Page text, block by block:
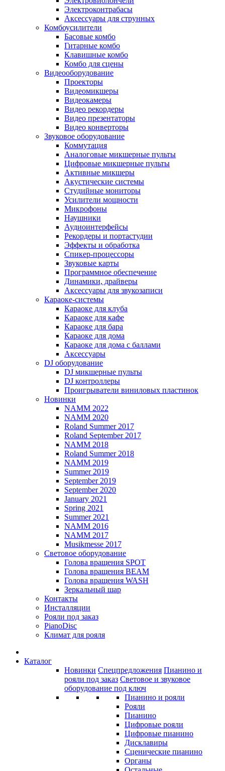
Электроконтрабасы
Аксессуары для струнных
Комбоусилители
Басовые комбо
Гитарные комбо
Клавишные комбо
Комбо для сцены
Видеооборудование
Проекторы
Видеомикшеры
Видеокамеры
Видео рекордеры
Видео презентаторы
Видео конверторы
Звуковое оборудование
Коммутация
Аналоговые микшерные пульты
Цифровые микшерные пульты
Активные микшеры
Акустические системы
Студийные мониторы
Усилители мощности
Микрофоны
Наушники
Аудиоинтерфейсы
Рекордеры и портастудии
Эффекты и обработка
Спикер-процессоры
Звуковые карты
Программное обеспечение
Динамики, драйверы
Аксессуары для звукозаписи
Караоке-системы
Караоке для клуба
Караоке для кафе
Караоке для бара
Караоке для дома
Караоке для дома с баллами
Аксессуары
DJ оборудование
DJ микшерные пульты
DJ контроллеры
Проигрыватели виниловых пластинок
Новинки
NAMM 2022
NAMM 2020
Roland Summer 2017
Roland September 2017
NAMM 2018
Roland Summer 2018
NAMM 2019
Summer 2019
September 2019
September 2020
January 2021
Spring 2021
Summer 2021
NAMM 2016
NAMM 2017
Musikmesse 2017
Световое оборудование
Голова вращения SPOT
Голова вращения BEAM
Голова вращения WASH
Зеркальный шар
Контакты
Инсталляции
Рояли под заказ
PianoDisc
Климат для рояля
Каталог
Новинки Спецпредложения Пианино и
рояли под заказ Световое и звуковое
оборудование под ключ
Пианино и рояли
Рояли
Пианино
Цифровые рояли
Цифровые пианино
Дисклавиры
Сценические пианино
Органы